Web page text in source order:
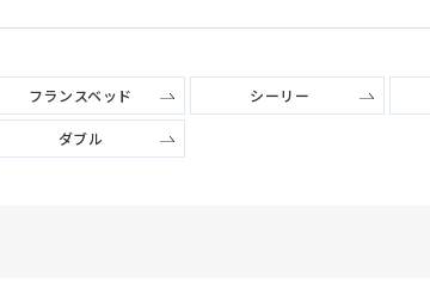
フランスベッド シーリー
ダブル